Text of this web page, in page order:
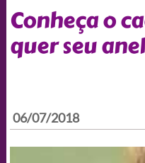
Conheça o
quer seu
06/07/2018